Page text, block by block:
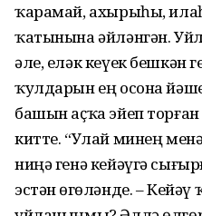
ҡарамай, ахырыһы,
ҡатынына әйләнгән.
әле, еләк кеүек бешкән
ҡулдарын ең осона
башын аҫҡа эйеп
китте. “Улай минең
ниңә генә кейәүгә
эстән өҙгөләнде. –